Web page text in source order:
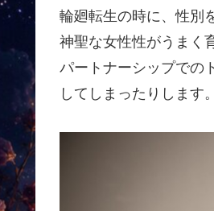
輪廻転生の時に、性別
神聖な女性性がうまく
パートナーシップでの
してしまったりします。